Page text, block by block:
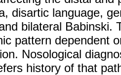
disartic language,
bilateral Babinski.
pattern dependent
Nosological
history of that